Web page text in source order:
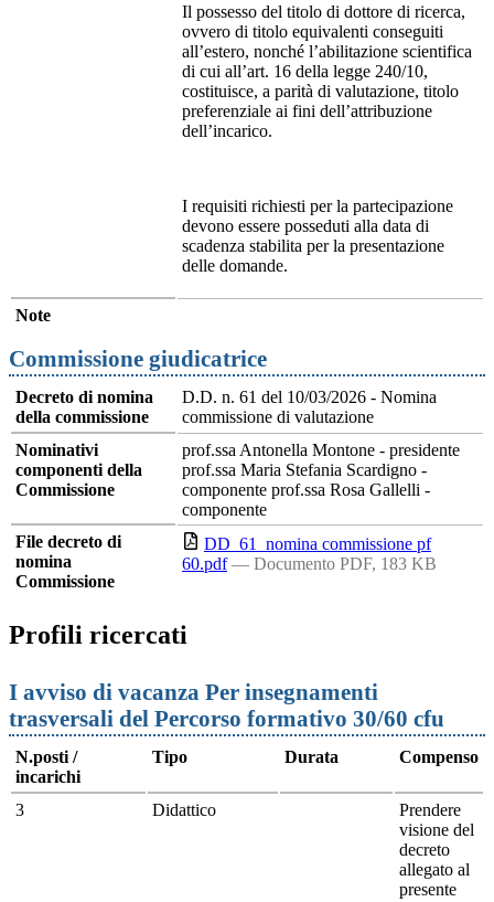
Il possesso del titolo di dottore di ricerca,
ovvero di titolo equivalenti conseguiti
all’estero, nonché l’abilitazione scientifica
di cui all’art. 16 della legge 240/10,
costituisce, a parità di valutazione, titolo
preferenziale ai fini dell’attribuzione
dell’incarico.
I requisiti richiesti per la partecipazione
devono essere posseduti alla data di
scadenza stabilita per la presentazione
delle domande.
Note
Commissione giudicatrice
Decreto di nomina
della commissione
D.D. n. 61 del 10/03/2026 - Nomina
commissione di valutazione
Nominativi
componenti della
Commissione
prof.ssa Antonella Montone - presidente
prof.ssa Maria Stefania Scardigno -
componente prof.ssa Rosa Gallelli -
componente
File decreto di
nomina
Commissione
DD_61_nomina commissione pf
60.pdf — Documento PDF, 183 KB
Profili ricercati
I avviso di vacanza Per insegnamenti
trasversali del Percorso formativo 30/60 cfu
N.posti /
incarichi
Tipo Durata Compenso
3 Didattico
Prendere
visione del
decreto
allegato al
presente